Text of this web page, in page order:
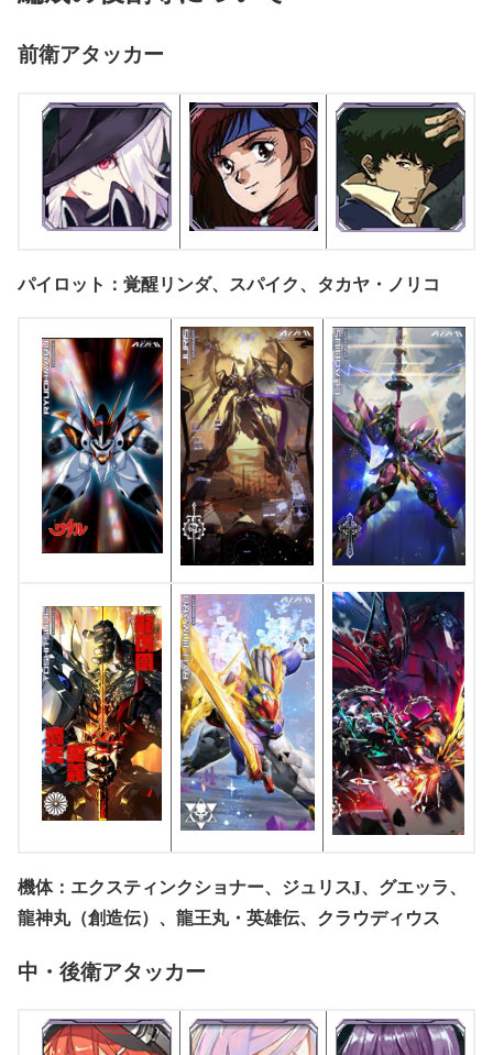
前衛アタッカー
パイロット：覚醒リンダ、スパイク、タカヤ・ノリコ
機体：エクスティンクショナー、ジュリスJ、グエッラ、
龍神丸（創造伝）、龍王丸・英雄伝、クラウディウス
中・後衛アタッカー